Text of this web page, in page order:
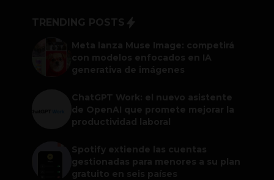
TRENDING POSTS
Meta lanza Muse Image: competirá
con modelos enfocados en IA
generativa de imágenes
ChatGPT Work: el nuevo asistente
de OpenAI que promete mejorar la
productividad laboral
Spotify extiende las cuentas
gestionadas para menores a su plan
gratuito en seis países